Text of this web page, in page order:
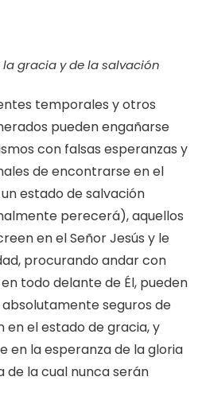
gracia y de la salvación
temporales y otros
pueden engañarse
con falsas esperanzas y
de encontrarse en el
estado de salvación
perecerá), aquellos
en el Señor Jesús y le
procurando andar con
todo delante de Él, pueden
seguros de
en el estado de gracia, y
en la esperanza de la gloria
de la cual nunca serán